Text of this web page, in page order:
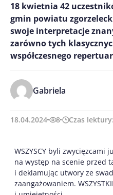
18 kwietnia 42
gmin powiatu
swoje interpretacje
zarówno tych
współczesnego
Gabriela
18.04.2024 8 Czas lektury:
WSZYSCY byli zwycięzcami
na występ na scenie przed
i deklamując utwory ze
zaangażowaniem.